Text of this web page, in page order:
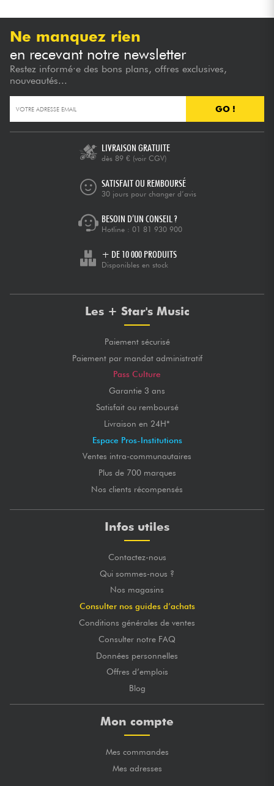
Ne manquez rien
en recevant notre newsletter
Restez informé·e des bons plans, offres exclusives,
nouveautés...
GO !
LIVRAISON GRATUITE
dès 89 € (voir CGV)
SATISFAIT OU REMBOURSÉ
30 jours pour changer d’avis
BESOIN D’UN CONSEIL ?
Hotline : 01 81 930 900
+ DE 10 000 PRODUITS
Disponibles en stock
Les + Star's Music
Paiement sécurisé
Paiement par mandat administratif
Pass Culture
Garantie 3 ans
Satisfait ou remboursé
Livraison en 24H*
Espace Pros-Institutions
Ventes intra-communautaires
Plus de 700 marques
Nos clients récompensés
Infos utiles
Contactez-nous
Qui sommes-nous ?
Nos magasins
Consulter nos guides d’achats
Conditions générales de ventes
Consulter notre FAQ
Données personnelles
Offres d’emplois
Blog
Mon compte
Mes commandes
Mes adresses